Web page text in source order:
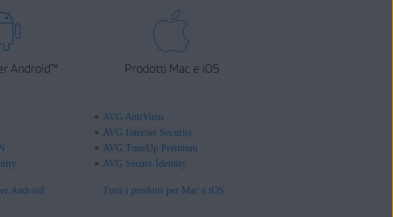
Android™
Android
Prodotti Mac e iOS
AVG AntiVirus
AVG Internet Security
AVG TuneUp Premium
AVG Secure Identity
Tutti i prodotti per Mac e iOS